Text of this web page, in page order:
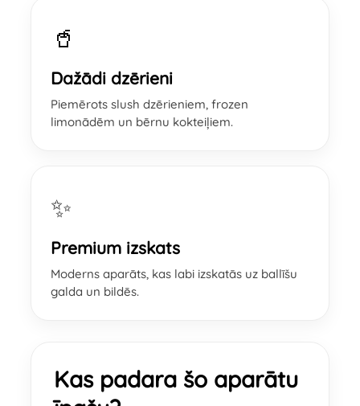
🥤
Dažādi dzērieni
Piemērots slush dzērieniem, frozen
limonādēm un bērnu kokteiļiem.
✨
Premium izskats
Moderns aparāts, kas labi izskatās uz ballīšu
galda un bildēs.
Kas padara šo aparātu